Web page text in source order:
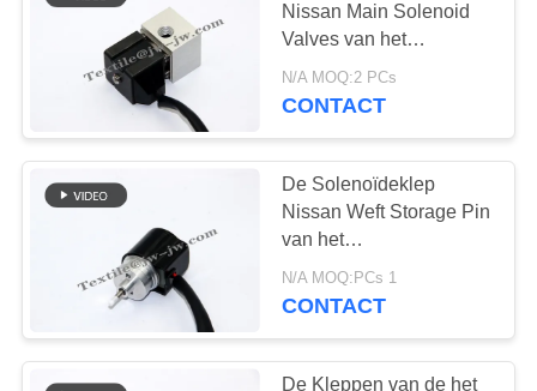
De Delen van het
Vamatexweefgetouw
225
De Vervangstukken
van het
Nissan Main Solenoid
Valves van het
Airjetweefgetouw
N/A MOQ:2 PCs
CONTACT
De Solenoïdeklep
Nissan Weft Storage Pin
van het
Airjetweefgetouw
N/A MOQ:PCs 1
CONTACT
De Kleppen van de het